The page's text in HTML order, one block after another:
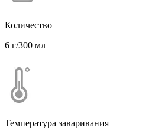
Количество
6 г/300 мл
Температура заваривания